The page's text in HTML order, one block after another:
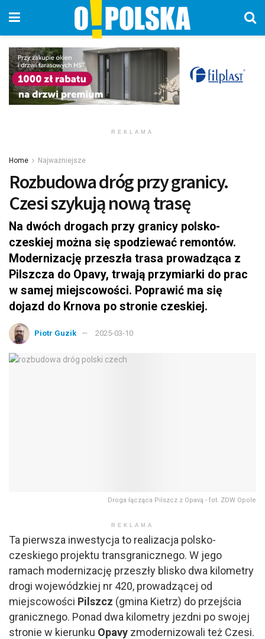
REKLAMA
Home Najważniejsze
Rozbudowa dróg przy granicy.
Czesi szykują nową trasę
Na dwóch drogach przy granicy polsko-
czeskiej można się spodziewać remontów.
Modernizację przeszła trasa prowadząca z
Pilszcza do Opavy, trwają przymiarki do prac
w samej miejscowości. Poprawić ma się
dojazd do Krnova po stronie czeskiej.
Piotr Guzik 2025-03-10
Droga łącząca Pilszcz z Opavą - fot. ZDW Opole
REKLAMA
Ta pierwsza inwestycja to realizacja polsko-
czeskiego projektu transgranicznego. W jego
ramach modernizację przeszły blisko dwa kilometry
drogi wojewódzkiej nr 420, prowadzącej od
miejscowości Pilszcz (gmina Kietrz) do przejścia
granicznego. Ponad dwa kilometry jezdni po swojej
stronie w kierunku Opavy zmodernizowali też Czesi.